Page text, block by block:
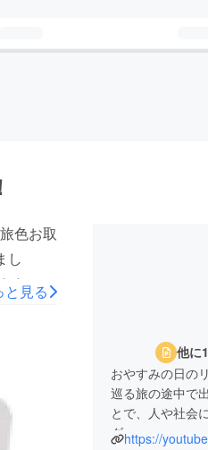
色お取
し
だいた
か
す。本
ブ
仕上げ
と見る
他に
おやすみの日の
巡る旅の途中で
とで、人や社会
ダー。